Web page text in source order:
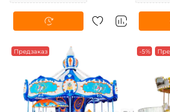
Предзаказ -5%